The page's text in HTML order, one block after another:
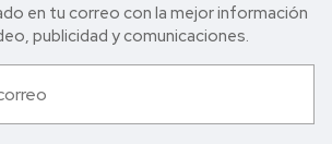
en tu correo con la mejor in formación
publicidad y comunicaciones.